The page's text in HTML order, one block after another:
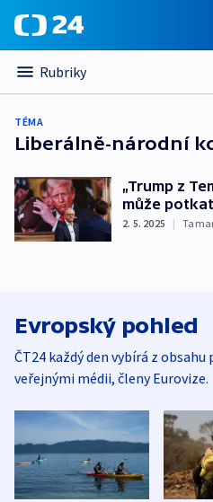
Rubriky
TÉMA
Liberálně-národní
„Trump z
může
2. 5. 2025 |
Evropský pohled
ČT24 každý den vybírá z
veřejnými médii, členy Eurovize.